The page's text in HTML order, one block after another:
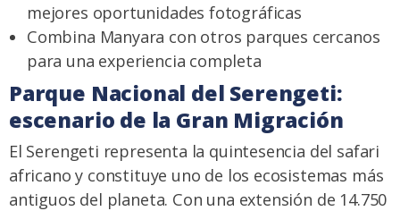
mejores oportunidades fotográficas
Combina Manyara con otros parques cercanos
para una experiencia completa
Parque Nacional del Serengeti:
escenario de la Gran Migración
El Serengeti representa la quintesencia del safari
africano y constituye uno de los ecosistemas más
antiguos del planeta. Con una extensión de 14.750